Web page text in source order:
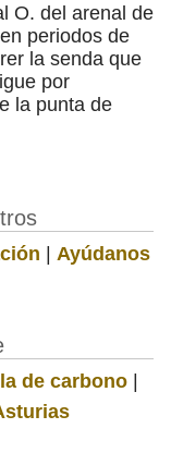
O. del arenal de
periodos de
la senda que
por
la punta de
| Ayúdanos
de carbono|